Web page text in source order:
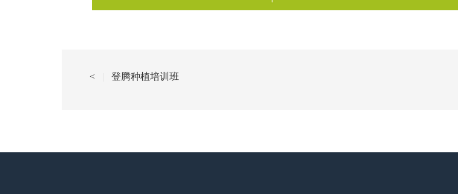
< 登腾种植培训班